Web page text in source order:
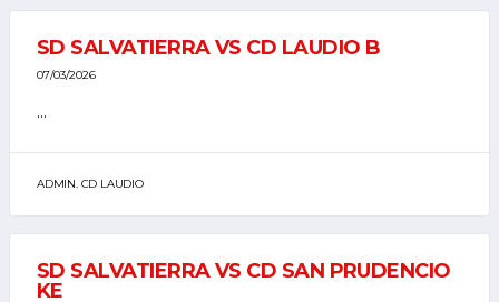
SD SALVATIERRA VS CD LAUDIO B
07/03/2026
...
ADMIN. CD LAUDIO
SD SALVATIERRA VS CD SAN PRUDENCIO
KE